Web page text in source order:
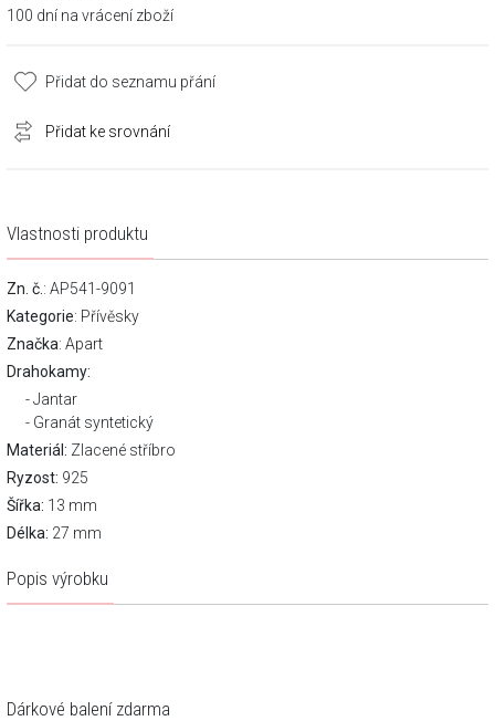
100 dní na vrácení zboží
Přidat do seznamu přání
Přidat ke srovnání
Vlastnosti produktu
Zn. č. : AP541-9091
Kategorie: Přívěsky
Značka: Apart
Drahokamy:
Jantar
Granát syntetický
Materiál: Zlacené stříbro
Ryzost: 925
Šířka: 13 mm
Délka: 27 mm
Popis výrobku
Dárkové balení zdarma